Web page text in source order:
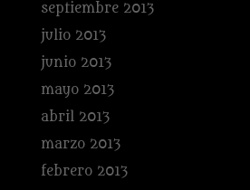
septiembre 2013
julio 2013
junio 2013
mayo 2013
abril 2013
marzo 2013
febrero 2013